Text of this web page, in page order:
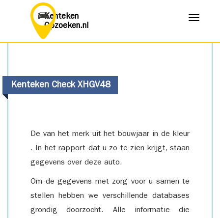
Kenteken
Opzoeken.nl
Menu
Kenteken Check XHGV48
De van het merk uit het bouwjaar in de kleur
. In het rapport dat u zo te zien krijgt, staan
gegevens over deze auto.
Om de gegevens met zorg voor u samen te
stellen hebben we verschillende databases
grondig doorzocht. Alle informatie die